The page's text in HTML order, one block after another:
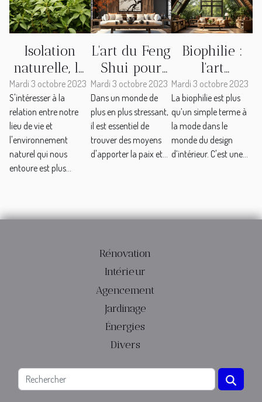
Isolation
naturelle, la
clé d'un
habitat sain
et
écologique
Mardi 3 octobre 2023
S'intéresser à la
relation entre notre
lieu de vie et
l'environnement
naturel qui nous
entoure est plus...
L'art du Feng
Shui pour
un intérieur
harmonieux
Mardi 3 octobre 2023
Dans un monde de
plus en plus stressant,
il est essentiel de
trouver des moyens
d'apporter la paix et...
Biophilie :
l'art
d'intégrer la
nature à
votre déco
Mardi 3 octobre 2023
La biophilie est plus
qu’un simple terme à
la mode dans le
monde du design
d’intérieur. C'est une...
Rénovation
Intérieur
Agencement
Jardinage
Énergies
Divers